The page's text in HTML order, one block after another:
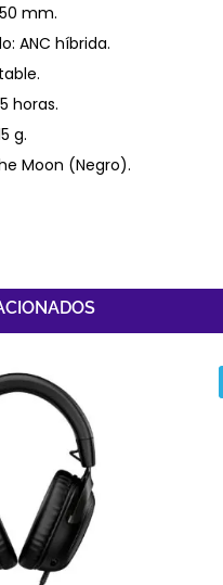
mm.
ANC híbrida.
horas.
g.
Moon (Negro).